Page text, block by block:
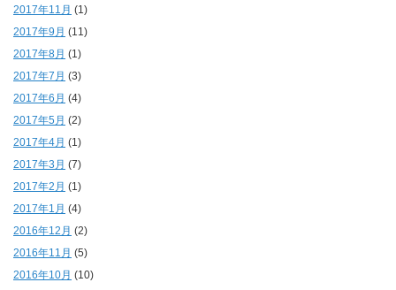
2017年11月 (1)
2017年9月 (11)
2017年8月 (1)
2017年7月 (3)
2017年6月 (4)
2017年5月 (2)
2017年4月 (1)
2017年3月 (7)
2017年2月 (1)
2017年1月 (4)
2016年12月 (2)
2016年11月 (5)
2016年10月 (10)